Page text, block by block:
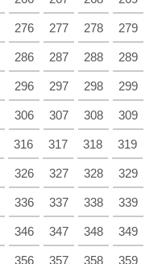
276 277 278 279
286 287 288 289
296 297 298 299
306 307 308 309
316 317 318 319
326 327 328 329
336 337 338 339
346 347 348 349
356 357 358 359